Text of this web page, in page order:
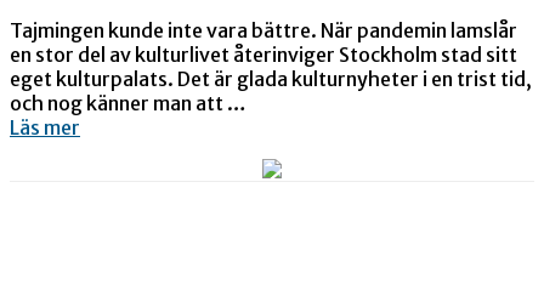
Tajmingen kunde inte vara bättre. När pandemin lamslår
en stor del av kulturlivet återinviger Stockholm stad sitt
eget kulturpalats. Det är glada kulturnyheter i en trist tid,
och nog känner man att …
Läs mer